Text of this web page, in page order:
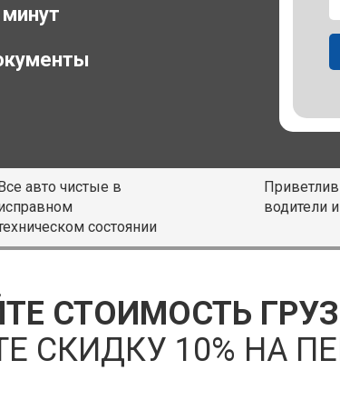
минут
авто чистые в
состоянии
водители
СТОИМОСТЬ
СКИДКУ 10% НА